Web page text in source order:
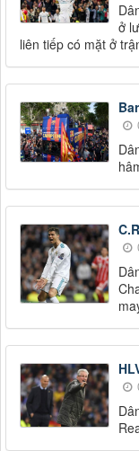
ở
liên tiếp có mặt ở